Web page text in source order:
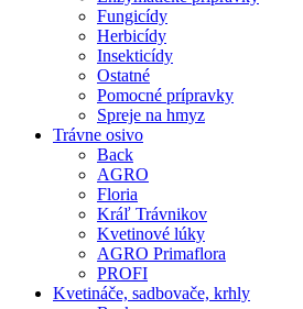
Fungicídy
Herbicídy
Insekticídy
Ostatné
Pomocné prípravky
Spreje na hmyz
Trávne osivo
Back
AGRO
Floria
Kráľ Trávnikov
Kvetinové lúky
AGRO Primaflora
PROFI
Kvetináče, sadbovače, krhly